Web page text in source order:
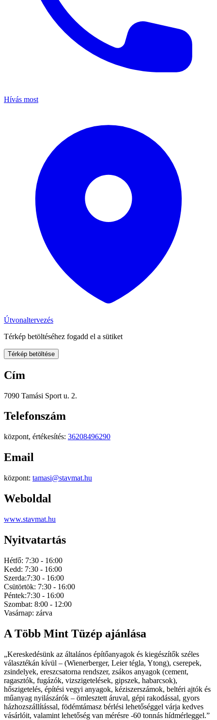
Hívás most
Útvonaltervezés
Térkép betöltéséhez fogadd el a sütiket
Térkép betöltése
Cím
7090 Tamási Sport u. 2.
Telefonszám
központ, értékesítés: 36208496290
Email
központ: tamasi@stavmat.hu
Weboldal
www.stavmat.hu
Nyitvatartás
Hétfő: 7:30 - 16:00
Kedd: 7:30 - 16:00
Szerda:7:30 - 16:00
Csütörtök: 7:30 - 16:00
Péntek:7:30 - 16:00
Szombat: 8:00 - 12:00
Vasárnap: zárva
A Több Mint Tüzép ajánlása
„Kereskedésünk az általános építőanyagok és kiegészítők széles
választékán kívül – (Wienerberger, Leier tégla, Ytong), cserepek,
zsindelyek, ereszcsatorna rendszer, zsákos anyagok (cement,
ragasztók, fugázók, vizszigetelések, gipszek, habarcsok),
hőszigetelés, építési vegyi anyagok, kéziszerszámok, beltéri ajtók és
műanyag nyilászárók – ömlesztett áruval, gépi rakodással, gyors
házhozszállítással, födémtámasz bérlési lehetőséggel várja kedves
vásárlóit, valamint lehetőség van mérésre -60 tonnás hídmérleggel.”